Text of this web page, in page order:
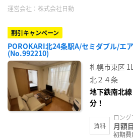
運営会社： 株式会社日動
割引キャンペーン
POROKARI北24条駅A/セミダブル/エ
(No.992210)
札幌市東区
北２４条
地下鉄南北
分！
賃料
ロン
月額
初期